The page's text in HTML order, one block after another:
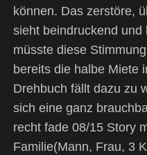
können. Das zerstöre,
sieht beindruckend
müsste diese
bereits die halbe Miete
Drehbuch fällt dazu zu
sich eine ganz
recht fade 08/15 Story
Familie(Mann, Frau, 3